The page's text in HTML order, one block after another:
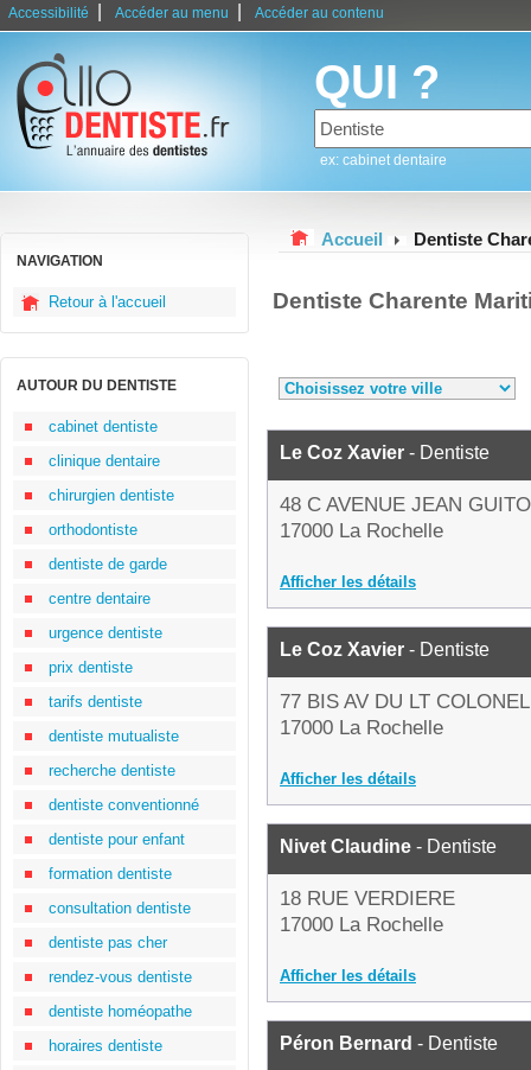
Accessibilité Accéder au menu Accéder au contenu
QUI ?
ex: cabinet dentaire
NAVIGATION
Retour à l'accueil
AUTOUR DU DENTISTE
cabinet dentiste
clinique dentaire
chirurgien dentiste
orthodontiste
dentiste de garde
centre dentaire
urgence dentiste
prix dentiste
tarifs dentiste
dentiste mutualiste
recherche dentiste
dentiste conventionné
dentiste pour enfant
formation dentiste
consultation dentiste
dentiste pas cher
rendez-vous dentiste
dentiste homéopathe
horaires dentiste
Accueil Dentiste
Dentiste Charente
Le Coz Xavier - Dentiste
48 C AVENUE JEAN
17000 La Rochelle
Afficher les détails
Le Coz Xavier - Dentiste
77 BIS AV DU LT
17000 La Rochelle
Afficher les détails
Nivet Claudine - Dentiste
18 RUE VERDIERE
17000 La Rochelle
Afficher les détails
Péron Bernard - Dentiste